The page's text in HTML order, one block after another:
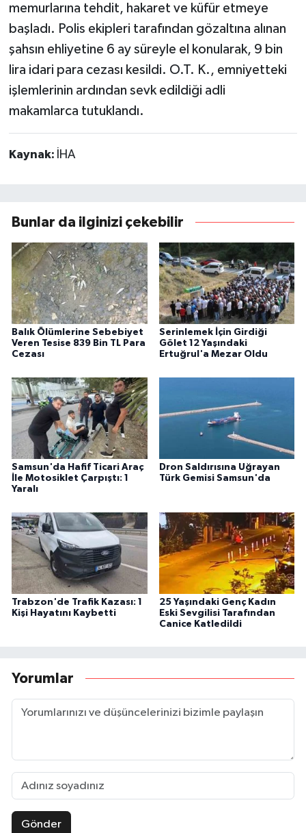
memurlarına tehdit, hakaret ve küfür etmeye
başladı. Polis ekipleri tarafından gözaltına alınan
şahsın ehliyetine 6 ay süreyle el konularak, 9 bin
lira idari para cezası kesildi. O.T. K., emniyetteki
işlemlerinin ardından sevk edildiği adli
makamlarca tutuklandı.
Kaynak: İHA
Bunlar da ilginizi çekebilir
Balık Ölümlerine Sebebiyet
Veren Tesise 839 Bin TL Para
Cezası
Serinlemek İçin Girdiği
Gölet 12 Yaşındaki
Ertuğrul'a Mezar Oldu
Samsun'da Hafif Ticari Araç
İle Motosiklet Çarpıştı: 1
Yaralı
Dron Saldırısına Uğrayan
Türk Gemisi Samsun'da
Trabzon'de Trafik Kazası: 1
Kişi Hayatını Kaybetti
25 Yaşındaki Genç Kadın
Eski Sevgilisi Tarafından
Canice Katledildi
Yorumlar
Gönder